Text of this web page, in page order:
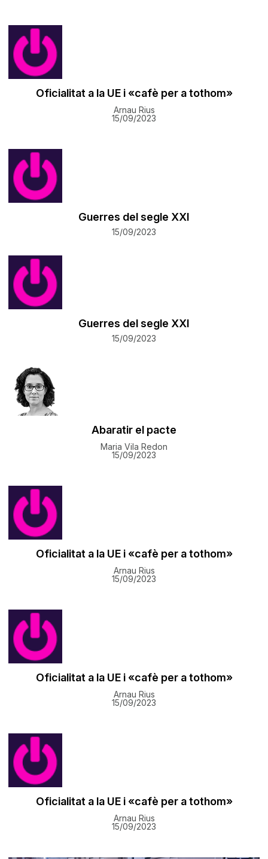
Oficialitat a la UE i «cafè per a tothom»
Arnau Rius
15/09/2023
Guerres del segle XXI
15/09/2023
Guerres del segle XXI
15/09/2023
Abaratir el pacte
Maria Vila Redon
15/09/2023
Oficialitat a la UE i «cafè per a tothom»
Arnau Rius
15/09/2023
Oficialitat a la UE i «cafè per a tothom»
Arnau Rius
15/09/2023
Oficialitat a la UE i «cafè per a tothom»
Arnau Rius
15/09/2023